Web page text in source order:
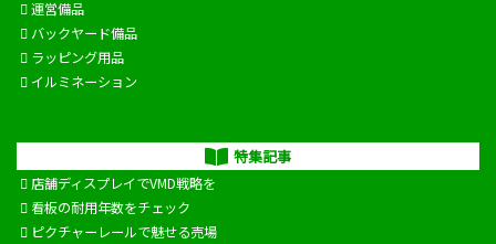
運営備品
バックヤード備品
ラッピング用品
イルミネーション
特集記事
店舗ディスプレイでVMD戦略を
看板の耐用年数をチェック
ピクチャーレールで魅せる売場